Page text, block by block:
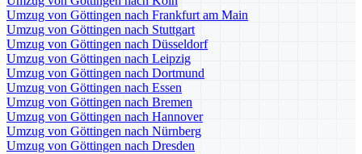
Umzug von Göttingen nach Frankfurt am Main
Umzug von Göttingen nach Stuttgart
Umzug von Göttingen nach Düsseldorf
Umzug von Göttingen nach Leipzig
Umzug von Göttingen nach Dortmund
Umzug von Göttingen nach Essen
Umzug von Göttingen nach Bremen
Umzug von Göttingen nach Hannover
Umzug von Göttingen nach Nürnberg
Umzug von Göttingen nach Dresden